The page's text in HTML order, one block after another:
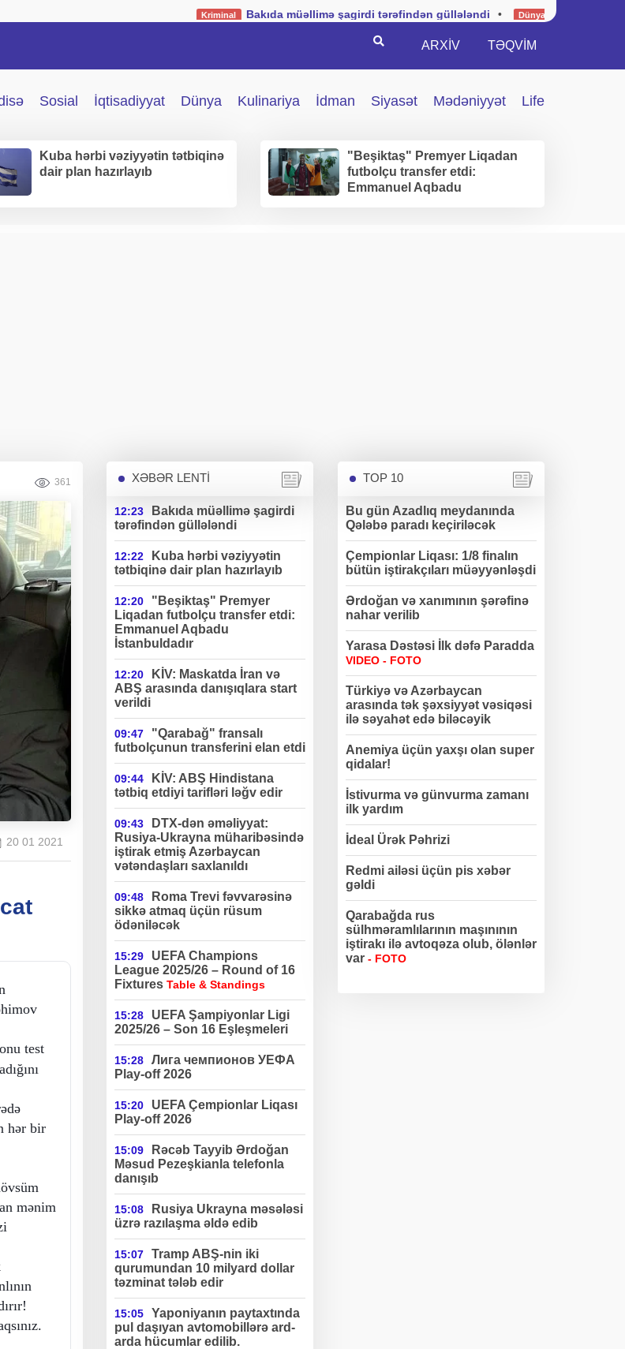
Bakıda müəllimə şagirdi tərəfindən güllələndi • Dünya Kuba hərbi vəziyyətin
Search ARXİV TƏQVIM
Sosial İqtisadiyyat Dünya Kulinariya İdman Siyasət Mədəniyyət Life
Kuba hərbi vəziyyətin tətbiqinə
dair plan hazırlayıb
"Beşiktaş" Premyer Liqadan
futbolçu transfer etdi:
Emmanuel Aqbadu
361
20 01 2021
test
hər bir
mənim
XƏBƏR LENTİ
12:23
Bakıda müəllimə şagirdi
tərəfindən güllələndi
12:22
Kuba hərbi vəziyyətin
tətbiqinə dair plan hazırlayıb
12:20
"Beşiktaş" Premyer
Liqadan futbolçu transfer etdi:
Emmanuel Aqbadu
İstanbuldadır
12:20
KİV: Maskatda İran və
ABŞ arasında danışıqlara start
verildi
09:47
"Qarabağ" fransalı
futbolçunun transferini elan etdi
09:44
KİV: ABŞ Hindistana
tətbiq etdiyi tarifləri ləğv edir
09:43
DTX-dən əməliyyat:
Rusiya-Ukrayna müharibəsində
iştirak etmiş Azərbaycan
vətəndaşları saxlanıldı
09:48
Roma Trevi fəvvarəsinə
sikkə atmaq üçün rüsum
ödəniləcək
15:29
UEFA Champions
League 2025/26 – Round of 16
Fixtures Table & Standings
15:28
UEFA Şampiyonlar Ligi
2025/26 – Son 16 Eşleşmeleri
15:28
Лига чемпионов УЕФА
Play-off 2026
15:20
UEFA Çempionlar Liqası
Play-off 2026
15:09
Rəcəb Tayyib Ərdoğan
Məsud Pezeşkianla telefonla
danışıb
15:08
Rusiya Ukrayna məsələsi
üzrə razılaşma əldə edib
15:07
Tramp ABŞ-nin iki
qurumundan 10 milyard dollar
təzminat tələb edir
15:05
Yaponiyanın paytaxtında
pul daşıyan avtomobillərə ard-
arda hücumlar edilib.
TOP 10
Bu gün Azadlıq meydanında
Qələbə paradı keçiriləcək
Çempionlar Liqası: 1/8 finalın
bütün iştirakçıları müəyyənləşdi
Ərdoğan və xanımının şərəfinə
nahar verilib
Yarasa Dəstəsi İlk dəfə Paradda
VIDEO - FOTO
Türkiyə və Azərbaycan
arasında tək şəxsiyyət vəsiqəsi
ilə səyahət edə biləcəyik
Anemiya üçün yaxşı olan super
qidalar!
İstivurma və günvurma zamanı
ilk yardım
İdeal Ürək Pəhrizi
Redmi ailəsi üçün pis xəbər
gəldi
Qarabağda rus
sülhməramlılarının maşınının
iştirakı ilə avtoqəza olub, ölənlər
var - FOTO